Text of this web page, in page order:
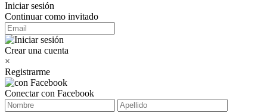
Iniciar sesión
Continuar como invitado
Crear una cuenta
×
Registrarme
Conectar con Facebook